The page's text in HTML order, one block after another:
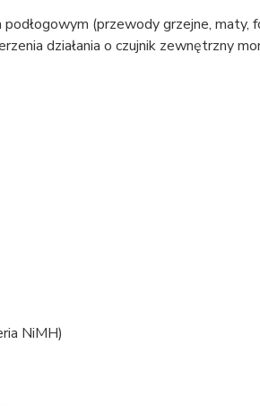
(przewody grzejne, maty,
działania o czujnik zewnętrzny
NiMH)